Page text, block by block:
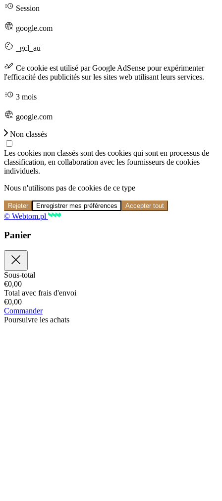
Session
google.com
_gcl_au
Ce cookie est utilisé par Google AdSense pour expérimenter
l'efficacité des publicités sur les sites web utilisant leurs services.
3 mois
google.com
Non classés
Les cookies non classés sont des cookies qui sont en processus de
classification, en collaboration avec les fournisseurs de cookies
individuels.
Nous n'utilisons pas de cookies de ce type
Rejeter Enregistrer mes préférences Accepter tout
© Webtom.pl
Panier
Sous-total
€0,00
Total avec frais d'envoi
€0,00
Commander
Poursuivre les achats